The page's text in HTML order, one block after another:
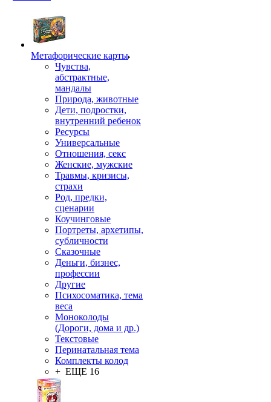
Mетафорические карты
Чувства,
абстрактные,
мандалы
Природа, животные
Дети, подростки,
внутренний ребенок
Ресурсы
Универсальные
Отношения, секс
Женские, мужские
Травмы, кризисы,
страхи
Род, предки,
сценарии
Коучинговые
Портреты, архетипы,
субличности
Сказочные
Деньги, бизнес,
профессии
Другие
Психосоматика, тема
веса
Моноколоды
(Дороги, дома и др.)
Текстовые
Перинатальная тема
Комплекты колод
+ ЕЩЕ 16